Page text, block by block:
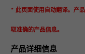
* 此页面使用自动翻译。产
取准确的产品信息。
产品详细信息